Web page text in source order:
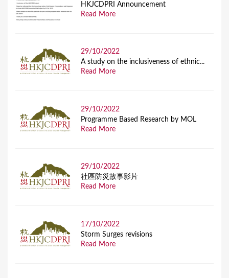
HKJCDPRI Announcement
Read More
29/10/2022
A study on the inclusiveness of ethnic...
Read More
29/10/2022
Programme Based Research by MOL
Read More
29/10/2022
社區防災故事影片
Read More
17/10/2022
Storm Surges revisions
Read More